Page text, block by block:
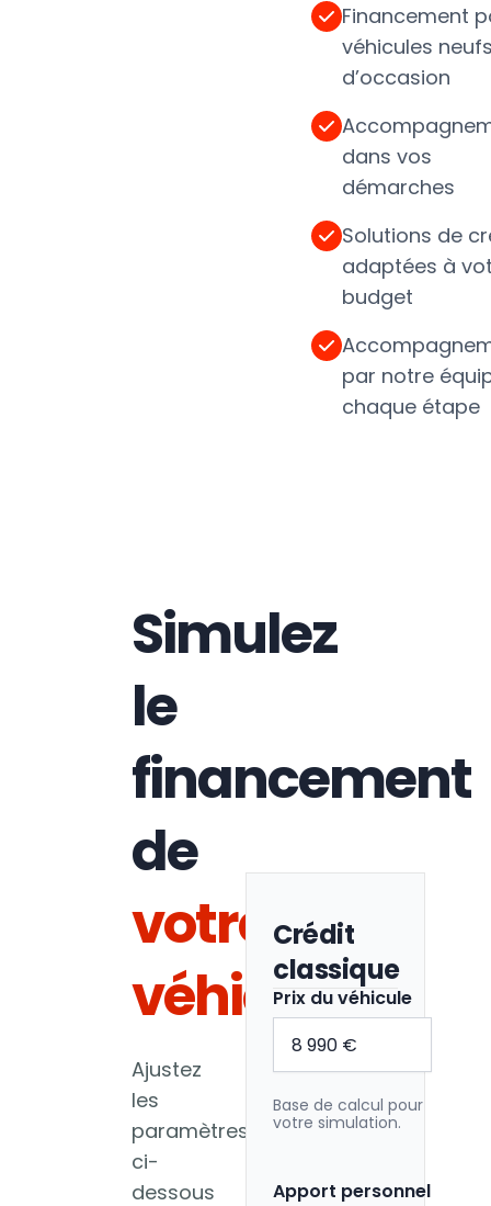
Financement
véhicules
d’occasion
dans vos
démarches
Solutions de
adaptées à
budget
par notre
chaque étape
Simulez
le
financement
de
votre
véhicule
Ajustez
les
paramètres
ci-
dessous
Crédit
classique
Prix du véhicule
Base de calcul pour
votre simulation.
Apport personnel